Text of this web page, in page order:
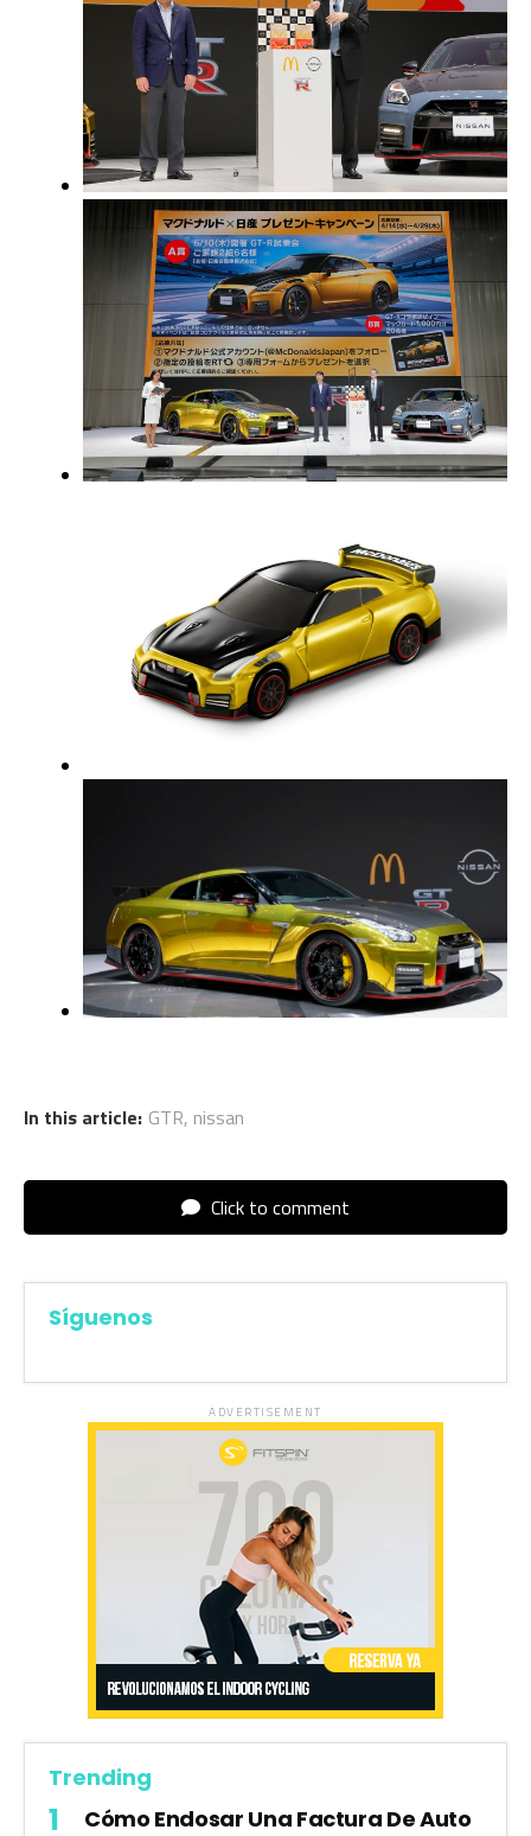
In this article: GTR, nissan
Click to comment
Síguenos
ADVERTISEMENT
Trending
Cómo Endosar Una Factura De Auto